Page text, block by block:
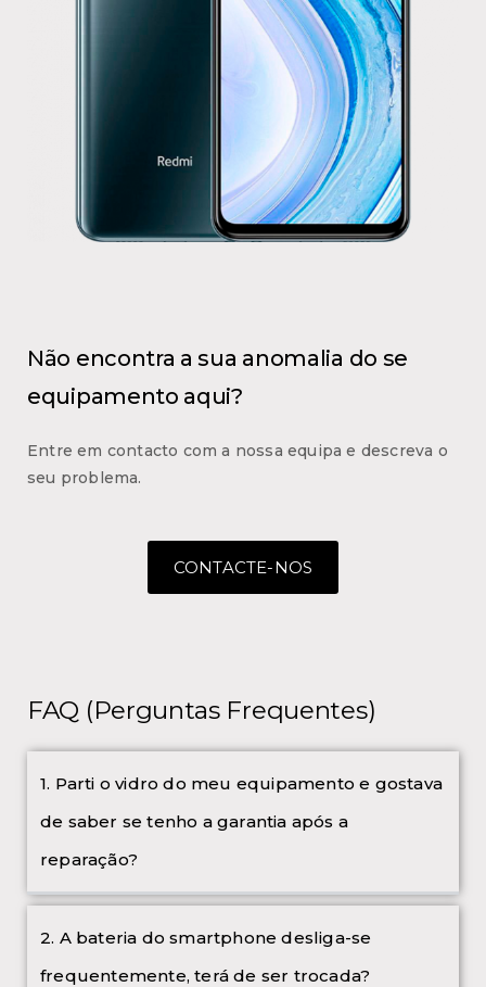
Não encontra a sua anomalia do se
equipamento aqui?
Entre em contacto com a nossa equipa e descreva o
seu problema.
CONTACTE-NOS
FAQ (Perguntas Frequentes)
1. Parti o vidro do meu equipamento e gostava
de saber se tenho a garantia após a
reparação?
2. A bateria do smartphone desliga-se
frequentemente, terá de ser trocada?